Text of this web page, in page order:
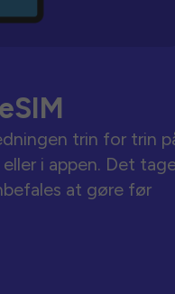
trin for trin
i appen. Det
at gøre før